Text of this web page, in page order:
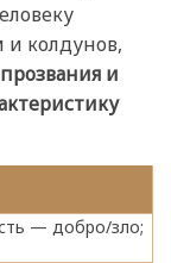
и колдунов,
и
— добро/зло;